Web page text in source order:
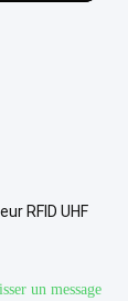
RFID UHF
un message